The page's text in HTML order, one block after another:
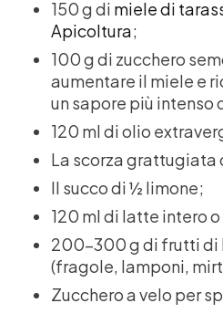
150 g di miele di
Apicoltura;
100 g di zucchero
aumentare il miele e
un sapore più intenso
120 ml di olio
La scorza grattugiata
Il succo di ½ limone;
120 ml di latte intero
200-300 g di frutti di
(fragole, lamponi,
Zucchero a velo per